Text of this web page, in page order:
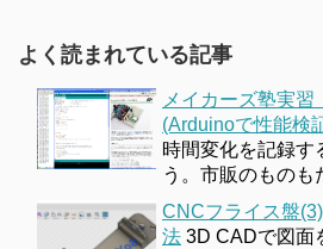
よく読まれている記事
メイカーズ塾実
(Arduinoで性能検
時間変化を記録す
う。市販のもの
CNCフライス盤
法 3D CADで図面